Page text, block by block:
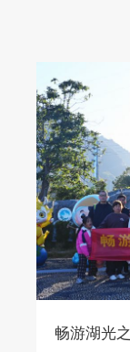
畅游湖光